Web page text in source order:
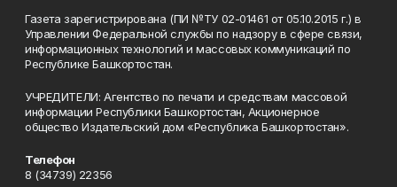
Газета зарегистрирована (ПИ №ТУ 02-01461 от 05.10.2015 г.) в
Управлении Федеральной службы по надзору в сфере связи,
информационных технологий и массовых коммуникаций по
Республике Башкортостан.
УЧРЕДИТЕЛИ: Агентство по печати и средствам массовой
информации Республики Башкортостан, Акционерное
общество Издательский дом «Республика Башкортостан».
Телефон
8 (34739) 22356